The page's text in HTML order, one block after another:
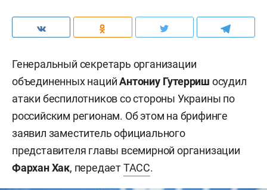
Генеральный секретарь организации
объединенных нацийАнтониу Гутерриш осудил
атаки беспилотников со стороны Украины по
российским регионам. Об этом на брифинге
заявил заместитель официального
представителя главы всемирной организации
Фархан Хак, передаетТАСС.